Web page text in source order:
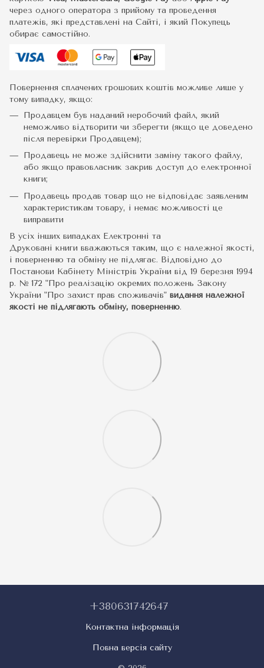
через одного оператора з прийому та проведення
платежів, які представлені на Сайті, і який Покупець
обирає самостійно.
Повернення сплачених грошових коштів можливе лише у
тому випадку, якщо:
Продавцем був наданий неробочий файл, який
неможливо відтворити чи зберегти (якщо це доведено
після перевірки Продавцем);
Продавець не може здійснити заміну такого файлу,
або якщо правовласник закрив доступ до електронної
книги;
Продавець продав товар що не відповідає заявленим
характеристикам товару, і немає можливості це
виправити
В усіх інших випадках Електронні та
Друковані книги вважаються таким, що є належної якості,
і поверненню та обміну не підлягає. Відповідно до
Постанови Кабінету Міністрів України від 19 березня 1994
р. № 172 "Про реалізацію окремих положень Закону
України "Про захист прав споживачів" видання належної
якості не підлягають обміну, поверненню.
+380631742647
Контактна інформація
Повна версія сайту